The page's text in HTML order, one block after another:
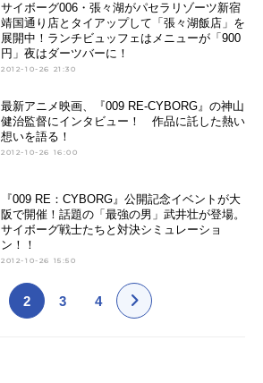
サイボーグ006・張々湖がパセラリゾーツ新宿
靖国通り店とタイアップして「張々湖飯店」を
展開中！ランチビュッフェはメニューが「900
円」夜はダーツバーに！
2012-10-26 21:30
最新アニメ映画、『009 RE-CYBORG』の神山
健治監督にインタビュー！ 作品に託した熱い
想いを語る！
2012-10-26 16:00
『009 RE：CYBORG』公開記念イベントが大
阪で開催！話題の「最強の男」武井壮が登場。
サイボーグ戦士たちと対決シミュレーショ
ン！！
2012-10-26 15:50
2 3 4